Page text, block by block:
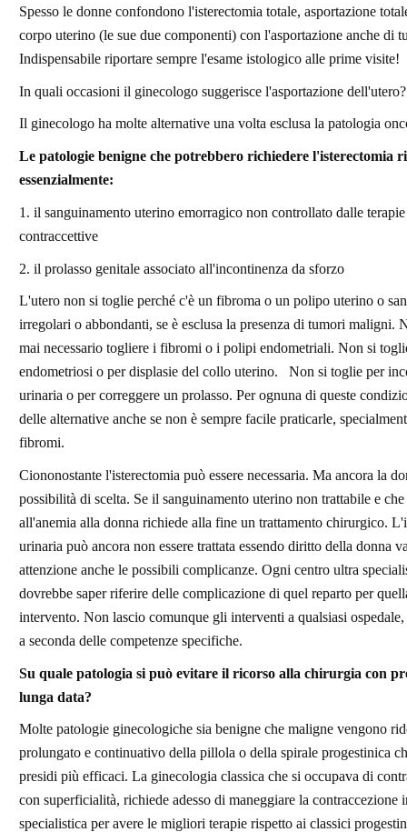
Spesso le donne confondono l'isterectomia totale, asportazione
corpo uterino (le sue due componenti) con l'asportazione anche di
Indispensabile riportare sempre l'esame istologico alle prime visite!
In quali occasioni il ginecologo suggerisce l'asportazione dell'utero?
Il ginecologo ha molte alternative una volta esclusa la patologia
Le patologie benigne che potrebbero richiedere l'isterectomia
essenzialmente:
1. il sanguinamento uterino emorragico non controllato dalle
contraccettive
2. il prolasso genitale associato all'incontinenza da sforzo
L'utero non si toglie perché c'è un fibroma o un polipo uterino o
irregolari o abbondanti, se è esclusa la presenza di tumori maligni.
mai necessario togliere i fibromi o i polipi endometriali. Non si
endometriosi o per displasie del collo uterino. Non si toglie per
urinaria o per correggere un prolasso. Per ognuna di queste
delle alternative anche se non è sempre facile praticarle,
fibromi.
Ciononostante l'isterectomia può essere necessaria. Ma ancora la
possibilità di scelta. Se il sanguinamento uterino non trattabile e
all'anemia alla donna richiede alla fine un trattamento chirurgico.
urinaria può ancora non essere trattata essendo diritto della donna
attenzione anche le possibili complicanze. Ogni centro ultra
dovrebbe saper riferire delle complicazione di quel reparto per
intervento. Non lascio comunque gli interventi a qualsiasi
a seconda delle competenze specifiche.
Su quale patologia si può evitare il ricorso alla chirurgia con
lunga data?
Molte patologie ginecologiche sia benigne che maligne vengono
prolungato e continuativo della pillola o della spirale progestinica
presidi più efficaci. La ginecologia classica che si occupava di
con superficialità, richiede adesso di maneggiare la contraccezione
specialistica per avere le migliori terapie rispetto ai classici